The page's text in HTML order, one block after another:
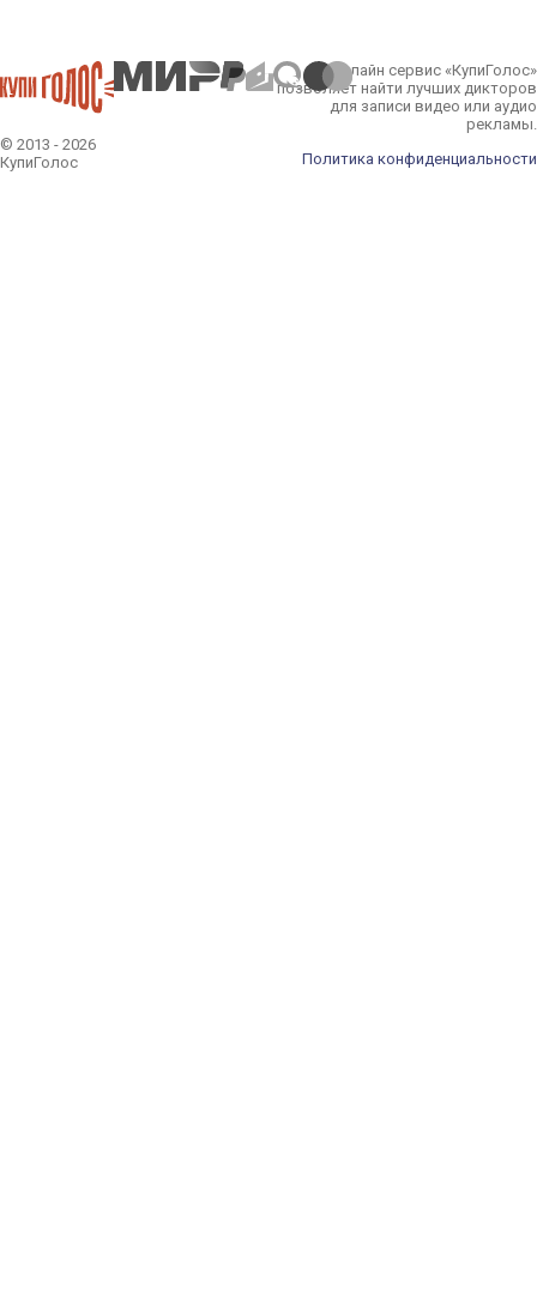
© 2013 - 2026
КупиГолос
Онлайн сервис «КупиГолос»
позволяет найти лучших дикторов
для записи видео или аудио
рекламы.
Политика конфиденциальности